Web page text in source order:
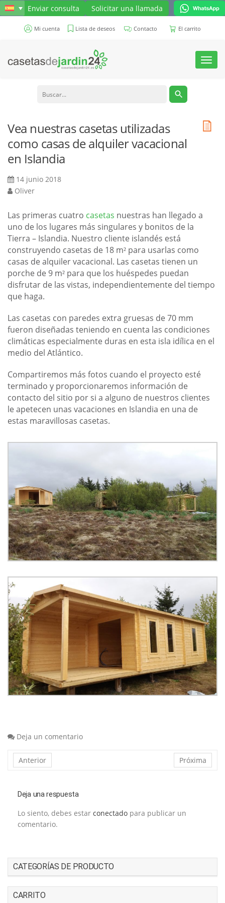
Enviar consulta Solicitar una llamada
Mi cuenta Lista de deseos Contacto El carrito
Toggle
Vea nuestras casetas utilizadas
como casas de alquiler vacacional
en Islandia
14 junio 2018
Oliver
Las primeras cuatro casetas nuestras han llegado a
uno de los lugares más singulares y bonitos de la
Tierra – Islandia. Nuestro cliente islandés está
construyendo casetas de 18 m² para usarlas como
casas de alquiler vacacional. Las casetas tienen un
porche de 9 m² para que los huéspedes puedan
disfrutar de las vistas, independientemente del tiempo
que haga.
Las casetas con paredes extra gruesas de 70 mm
fueron diseñadas teniendo en cuenta las condiciones
climáticas especialmente duras en esta isla idílica en el
medio del Atlántico.
Compartiremos más fotos cuando el proyecto esté
terminado y proporcionaremos información de
contacto del sitio por si a alguno de nuestros clientes
le apetecen unas vacaciones en Islandia en una de
estas maravillosas casetas.
Deja un comentario
Anterior Próxima
Deja una respuesta
Lo siento, debes estar conectado para publicar un
comentario.
CATEGORÍAS DE PRODUCTO
CARRITO